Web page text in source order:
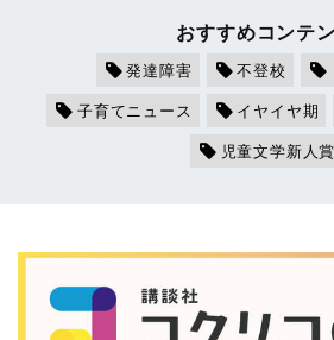
おすすめコンテ
発達障害 不登校
子育てニュース
イヤイヤ期
児童文学新人賞